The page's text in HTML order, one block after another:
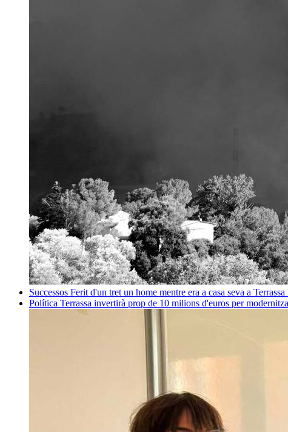
Successos Ferit d'un tret un home mentre era a casa seva a Terrassa
Política Terrassa invertirà prop de 10 milions d'euros per